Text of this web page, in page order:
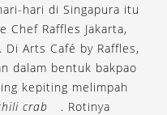
hari di Singapura itu
Chef Raffles Jakarta,
Di Arts Café by Raffles,
dalam bentuk bakpao
kepiting melimpah
crab
. Rotinya